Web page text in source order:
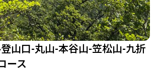
とがあります。周辺には温泉や観光スポット
しみも豊富です。例えば、帰り道には「道の
、休憩がてら立ち寄るのもおすすめです。 た
に注意が必要で、特に泥濘や滑りやすい場所
行動しましょう。整備された道ではあります
るため、無理をせず自分のペースで楽しむ
山口-丸山-本谷山-笠松山-九折
ース